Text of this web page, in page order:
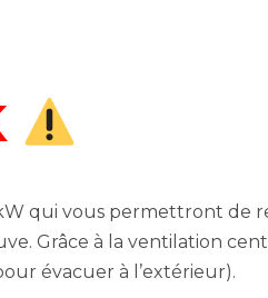
qui vous permettront de
Grâce à la ventilation
évacuer à l’extérieur).